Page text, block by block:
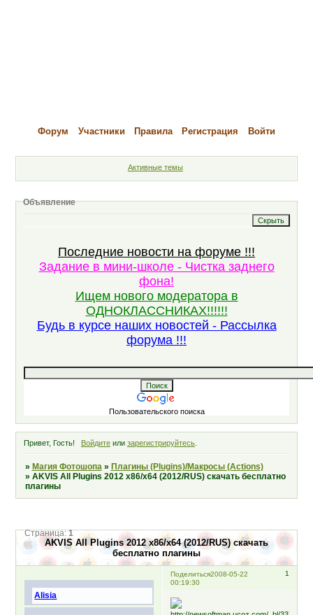
Форум Участники Правила Регистрация Войти
Активные темы
Объявление
Последние новости на форуме !!!
Задание в мини-школе - Чистка заднего
фона!
Ищем нового модератора в
ОДНОКЛАССНИКАХ!!!!!!
Будь в курсе наших новостей - Рассылка
форума !!!
Пользовательского поиска
Привет, Гость! Войдитеили зарегистрируйтесь.
» Магия Фотошопа » Плагины (Plugins)/Макросы (Actions)
» AKVIS All Plugins 2012 x86/x64 (2012/RUS) скачать бесплатно
плагины
AKVIS All Plugins 2012 x86/x64 (2012/RUS) скачать
бесплатно плагины
Страница:1
Поделиться 1
2008-05-22
00:19:30
Alisia